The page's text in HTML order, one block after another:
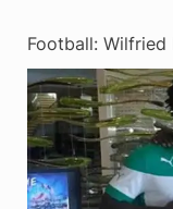
Football: